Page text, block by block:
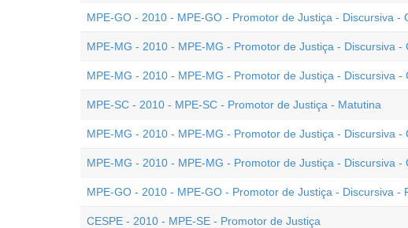
MPE-GO - 2010 - MPE-GO - Promotor de Justiça - Discursiva -
MPE-MG - 2010 - MPE-MG - Promotor de Justiça - Discursiva -
MPE-MG - 2010 - MPE-MG - Promotor de Justiça - Discursiva -
MPE-SC - 2010 - MPE-SC - Promotor de Justiça - Matutina
MPE-MG - 2010 - MPE-MG - Promotor de Justiça - Discursiva -
MPE-MG - 2010 - MPE-MG - Promotor de Justiça - Discursiva -
MPE-GO - 2010 - MPE-GO - Promotor de Justiça - Discursiva -
CESPE - 2010 - MPE-SE - Promotor de Justiça